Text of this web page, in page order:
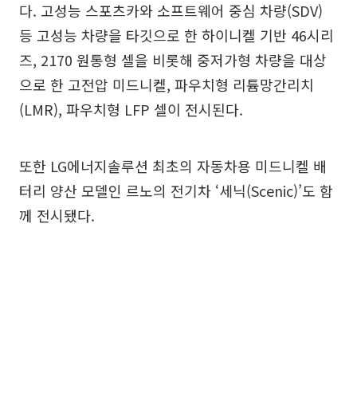
다. 고성능 스포츠카와 소프트웨어 중심 차량(SDV)
등 고성능 차량을 타깃으로 한 하이니켈 기반 46시리
즈, 2170 원통형 셀을 비롯해 중저가형 차량을 대상
으로 한 고전압 미드니켈, 파우치형 리튬망간리치
(LMR), 파우치형 LFP 셀이 전시된다.
또한 LG에너지솔루션 최초의 자동차용 미드니켈 배
터리 양산 모델인 르노의 전기차 ‘세닉(Scenic)’도 함
께 전시됐다.